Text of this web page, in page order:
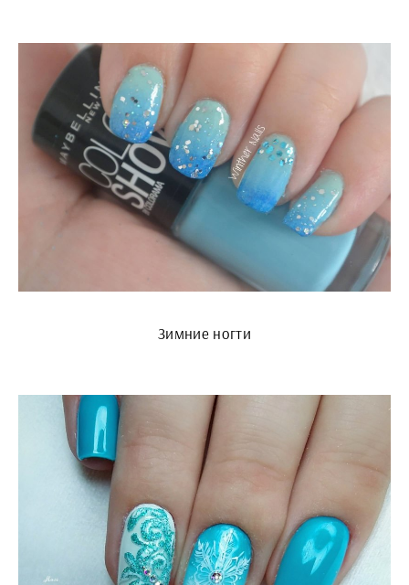
Зимние ногти